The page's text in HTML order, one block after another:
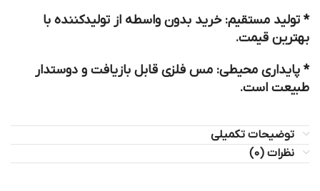
* تولید مستقیم: خرید بدون واسطه از تولیدکننده با
بهترین قیمت.
* پایداری محیطی: مس فلزی قابل بازیافت و دوستدار
طبیعت است.
توضیحات تکمیلی
نظرات (0)